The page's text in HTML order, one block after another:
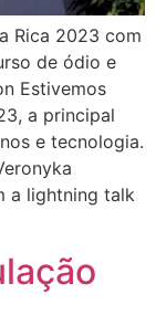
Rica 2023 com
de ódio e
Estivemos
a principal
e tecnologia.
a lightning talk